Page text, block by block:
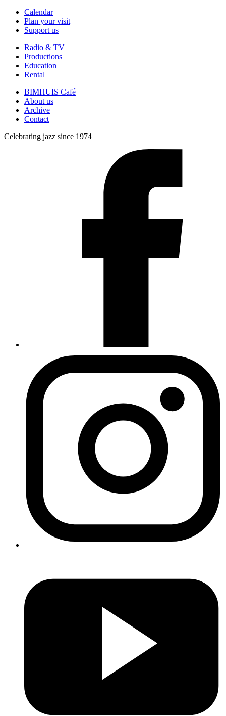
Calendar
Plan your visit
Support us
Radio & TV
Productions
Education
Rental
BIMHUIS Café
About us
Archive
Contact
Celebrating jazz since 1974